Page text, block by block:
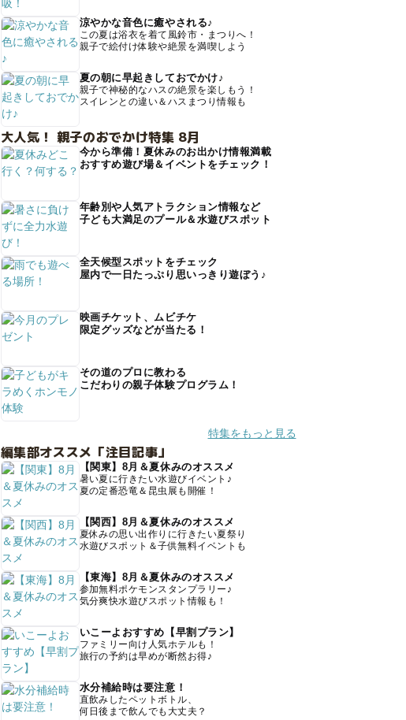
涼やかな音色に癒やされる♪
この夏は浴衣を着て風鈴市・まつりへ！
親子で絵付け体験や絶景を満喫しよう
夏の朝に早起きしておでかけ♪
親子で神秘的なハスの絶景を楽しもう！
スイレンとの違い＆ハスまつり情報も
大人気！ 親子のおでかけ特集 8月
今から準備！夏休みのお出かけ情報満載
おすすめ遊び場＆イベントをチェック！
年齢別や人気アトラクション情報など
子ども大満足のプール＆水遊びスポット
全天候型スポットをチェック
屋内で一日たっぷり思いっきり遊ぼう♪
映画チケット、ムビチケ
限定グッズなどが当たる！
その道のプロに教わる
こだわりの親子体験プログラム！
特集をもっと見る
編集部オススメ「注目記事」
【関東】8月＆夏休みのオススメ
暑い夏に行きたい水遊びイベント♪
夏の定番恐竜＆昆虫展も開催！
【関西】8月＆夏休みのオススメ
夏休みの思い出作りに行きたい夏祭り
水遊びスポット＆子供無料イベントも
【東海】8月＆夏休みのオススメ
参加無料ポケモンスタンプラリー♪
気分爽快水遊びスポット情報も！
いこーよおすすめ【早割プラン】
ファミリー向け人気ホテルも！
旅行の予約は早めが断然お得♪
水分補給時は要注意！
直飲みしたペットボトル、
何日後まで飲んでも大丈夫？